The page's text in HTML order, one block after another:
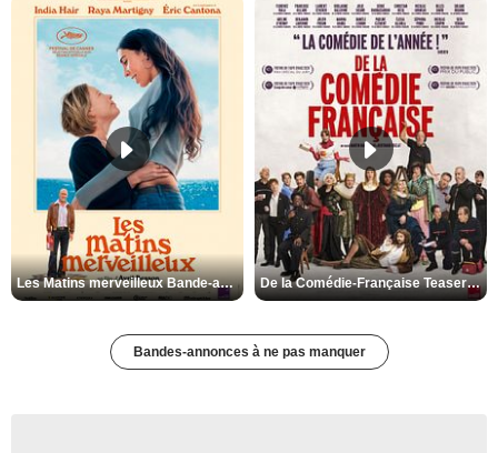
Les Matins merveilleux Bande-annonce VF De la Comédie-Française Teaser VF
Bandes-annonces à ne pas manquer